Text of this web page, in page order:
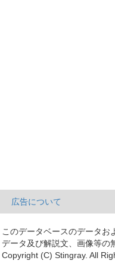
広告について
このデータベースのデータお
データ及び解説文、画像等の
Copyright (C) Stingray. All